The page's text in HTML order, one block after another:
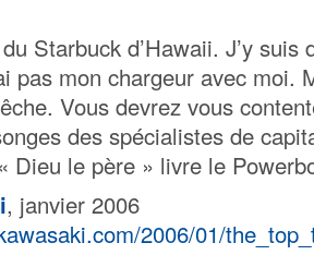
Starbuck d’Hawaii. J’y suis
pas mon chargeur avec moi.
Vous devrez vous
des spécialistes de
Dieu le père » livre le
, janvier 2006
2006/01/